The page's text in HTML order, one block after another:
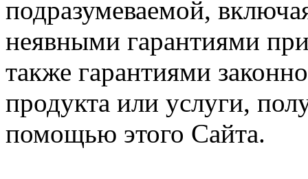
подразумеваемой,
неявными гарантиями
также гарантиями
продукта или услуги,
помощью этого Сайта.